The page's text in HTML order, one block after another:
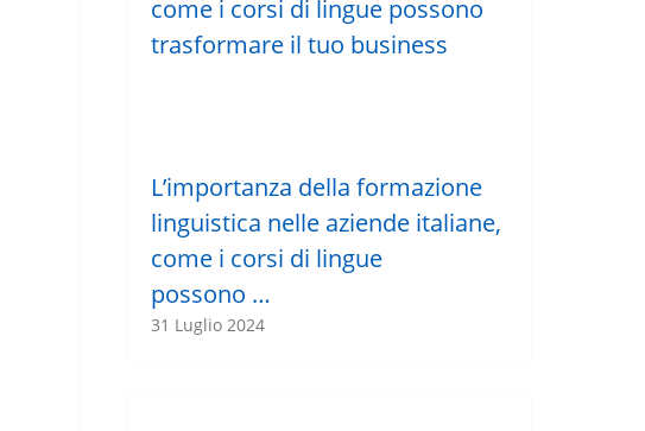
L’importanza della formazione
linguistica nelle aziende italiane,
come i corsi di lingue
possono …
31 Luglio 2024